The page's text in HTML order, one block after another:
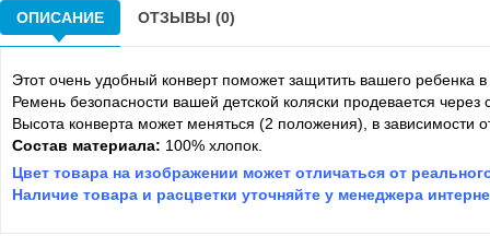
ОПИСАНИЕ ОТЗЫВЫ (0)
Этот очень удобный конверт поможет защитить вашего ребенка
Ремень безопасности вашей детской коляски продевается
Высота конверта может меняться (2 положения), в зависимости
Состав материала: 100% хлопок.
Цвет товара на изображении может отличаться от
Наличие товара и расцветки уточняйте у менеджера